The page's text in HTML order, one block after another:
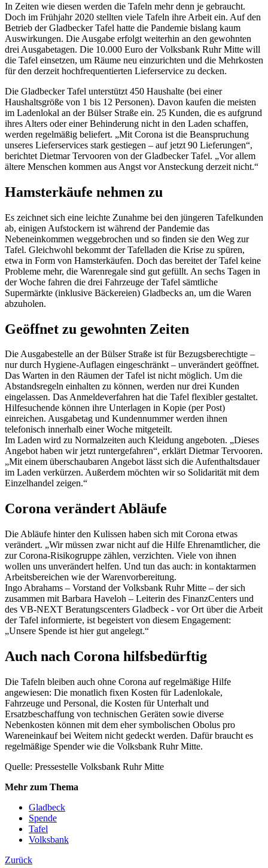
In Zeiten wie diesen werden die Tafeln mehr denn je gebraucht.
Doch im Frühjahr 2020 stellten viele Tafeln ihre Arbeit ein. Auf den
Betrieb der Gladbecker Tafel hatte die Pandemie bislang kaum
Auswirkungen. Die Ausgabe erfolgt weiterhin an den gewohnten
drei Ausgabetagen. Die 10.000 Euro der Volksbank Ruhr Mitte will
die Tafel einsetzen, um Räume neu einzurichten und die Mehrkosten
für den derzeit hochfrequentierten Lieferservice zu decken.
Die Gladbecker Tafel unterstützt 450 Haushalte (bei einer
Haushaltsgröße von 1 bis 12 Personen). Davon kaufen die meisten
im Ladenlokal an der Bülser Straße ein. 25 Kunden, die es aufgrund
ihres Alters oder einer Behinderung nicht in den Laden schaffen,
werden regelmäßig beliefert. „Mit Corona ist die Beanspruchung
unseres Lieferservices stark gestiegen – auf jetzt 90 Lieferungen“,
berichtet Dietmar Tervooren von der Gladbecker Tafel. „Vor allem
ältere Menschen kommen aus Angst vor Ansteckung derzeit nicht.“
Hamsterkäufe nehmen zu
Es zeichnet sich eine leichte Zunahme bei den jüngeren Tafelkunden
ab, einigen Aufstockern ist während der Pandemie das
Nebeneinkommen weggebrochen und so finden sie den Weg zur
Tafel. Gleichwohl bekommt der Tafelladen die Krise zu spüren,
etwa in Form von Hamsterkäufen. Doch das bereitet der Tafel keine
Probleme mehr, die Warenregale sind gut gefüllt. An sechs Tagen in
der Woche fahren die drei Fahrzeuge der Tafel sämtliche
Supermärkte (inklusive Bäckereien) Gladbecks an, um die Waren
abzuholen.
Geöffnet zu gewohnten Zeiten
Die Ausgabestelle an der Bülser Straße ist für Bezugsberechtigte –
nur durch Hygiene-Auflagen eingeschränkt – unverändert geöffnet.
Das Warten in den Räumen der Tafel ist nicht möglich. Um die
Abstandsregeln einhalten zu können, werden nur drei Kunden
eingelassen. Das Anmeldeverfahren hat die Tafel flexibler gestaltet.
Hilfesuchende können ihre Unterlagen in Kopie (per Post)
einreichen. Ausgabetag und Kundennummer werden ihnen
telefonisch innerhalb einer Woche mitgeteilt.
Im Laden wird zu Normalzeiten auch Kleidung angeboten. „Dieses
Angebot haben wir jetzt runtergefahren“, erklärt Dietmar Tervooren.
„Mit einem überschaubaren Angebot lässt sich die Aufenthaltsdauer
im Laden verkürzen. Außerdem möchten wir so Solidarität mit dem
Einzelhandel zeigen.“
Corona verändert Abläufe
Die Abläufe hinter den Kulissen haben sich mit Corona etwas
verändert. „Wir müssen zwar nicht auf die Hilfe Ehrenamtlicher, die
zur Corona-Risikogruppe zählen, verzichten. Viele von ihnen
wollen uns unverändert helfen. Und tun das auch: in kontaktarmen
Arbeitsbereichen wie der Warenvorbereitung.
Ingo Abrahams – Vorstand der Volksbank Ruhr Mitte – der sich
zusammen mit Barbara Haveloh – Leiterin des FinanzCenters und
des VB-NEXT Beratungscenters Gladbeck - vor Ort über die Arbeit
der Tafel informierte, ist begeistert von diesem Engagement:
„Unsere Spende ist hier gut angelegt.“
Auch nach Corona hilfsbedürftig
Die Tafeln bleiben auch ohne Corona auf regelmäßige Hilfe
angewiesen: Die monatlich fixen Kosten für Ladenlokale,
Fahrzeuge und Personal, die Kosten für Unterhalt und
Ersatzbeschaffung von technischen Geräten sowie diverse
Nebenkosten können mit dem eher symbolischen Obolus pro
Wareneinkauf bei Weitem nicht gedeckt werden. Dafür braucht es
regelmäßige Spender wie die Volksbank Ruhr Mitte.
Quelle: Pressestelle Volksbank Ruhr Mitte
Mehr zum Thema
Gladbeck
Spende
Tafel
Volksbank
Zurück